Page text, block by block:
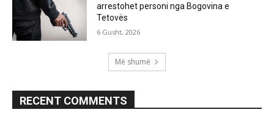
arrestohet personi nga Bogovina e
Tetovës
6 Gusht, 2026
Më shumë
RECENT COMMENTS